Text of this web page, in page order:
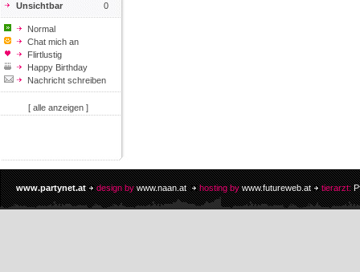
Unsichtbar
0
Normal
Chat mich an
Flirtlustig
Happy Birthday
Nachricht schreiben
[ alle anzeigen ]
www.partynet.at design by www.naan.at hosting by www.futureweb.at tierarzt: